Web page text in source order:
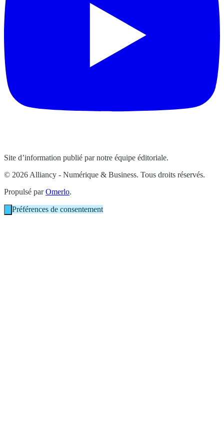
Site d’information publié par notre équipe éditoriale.
© 2026 Alliancy - Numérique & Business. Tous droits réservés.
Propulsé parOmerlo.
Préférences de consentement